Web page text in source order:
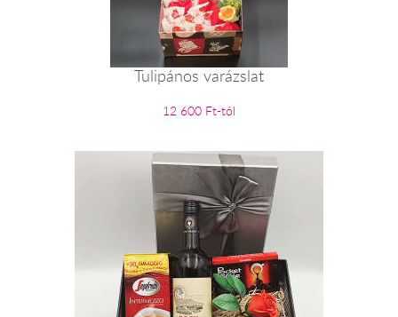
Tulipános varázslat
12 600 Ft-tól